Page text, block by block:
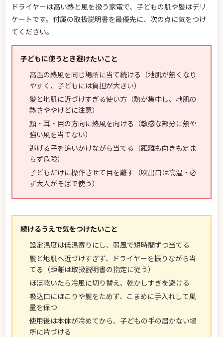
ドライヤーは高い熱と風を扱う家電で、子どもの肌や髪はデリ
ケートです。付属の取扱説明書を最優先に、次の点に気をつけ
てください。
子どもに使うとき避けたいこと
高温の熱風を同じ場所に当て続ける（地肌が熱くなり
やすく、子どもには負担が大きい）
髪と地肌に近づけすぎる使い方（熱が集中し、地肌の
熱さややけどに注意）
顔・耳・目の方向に熱風を向ける（敏感な部分に熱や
強い風を当てない）
逃げる子を追いかけながら当てる（距離も向きも定ま
らず危険）
子どもだけに操作させて目を離す（吹出口は高温・必
ず大人がそばで使う）
続けるうえで気をつけたいこと
設定温度は低温寄りにし、弱風で短時間ずつ当てる
髪と地肌へ近づけすぎず、ドライヤーを振りながら当
てる（距離は取扱説明書の指定に従う）
ほぼ乾いたら冷風に切り替え、乾かしすぎを避ける
吸込口にほこりや髪をためず、こまめに手入れして風
量を保つ
使用後は本体が冷めてから、子どもの手の届かない場
所に片づける